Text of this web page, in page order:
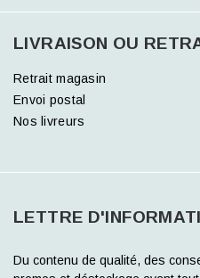
LIVRAISON OU
Retrait magasin
Envoi postal
Nos livreurs
LETTRE
Du contenu de qualité, des